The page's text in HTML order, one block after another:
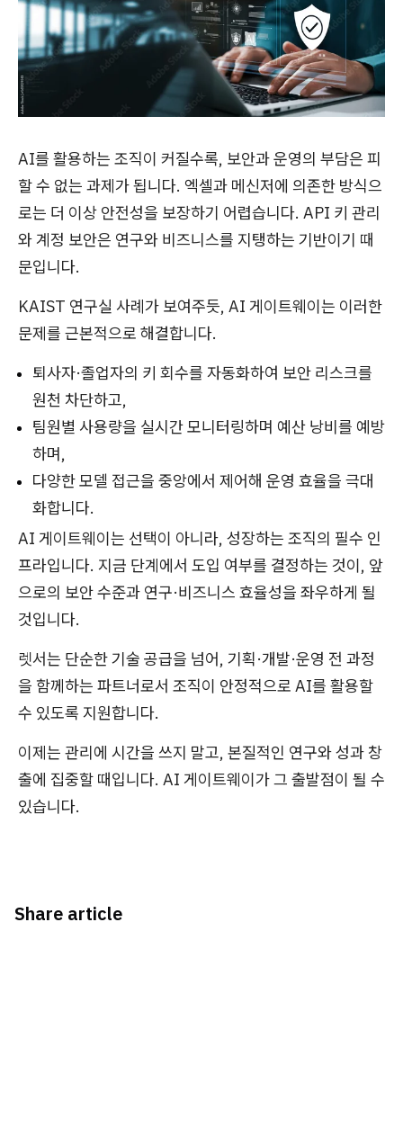
AI를 활용하는 조직이 커질수록, 보안과 운영의 부담은 피
할 수 없는 과제가 됩니다. 엑셀과 메신저에 의존한 방식으
로는 더 이상 안전성을 보장하기 어렵습니다. API 키 관리
와 계정 보안은 연구와 비즈니스를 지탱하는 기반이기 때
문입니다.
KAIST 연구실 사례가 보여주듯, AI 게이트웨이는 이러한
문제를 근본적으로 해결합니다.
퇴사자·졸업자의 키 회수를 자동화하여 보안 리스크를
원천 차단하고,
팀원별 사용량을 실시간 모니터링하며 예산 낭비를 예방
하며,
다양한 모델 접근을 중앙에서 제어해 운영 효율을 극대
화합니다.
AI 게이트웨이는 선택이 아니라, 성장하는 조직의 필수 인
프라입니다. 지금 단계에서 도입 여부를 결정하는 것이, 앞
으로의 보안 수준과 연구·비즈니스 효율성을 좌우하게 될
것입니다.
렛서는 단순한 기술 공급을 넘어, 기획·개발·운영 전 과정
을 함께하는 파트너로서 조직이 안정적으로 AI를 활용할
수 있도록 지원합니다.
이제는 관리에 시간을 쓰지 말고, 본질적인 연구와 성과 창
출에 집중할 때입니다. AI 게이트웨이가 그 출발점이 될 수
있습니다.
Share article